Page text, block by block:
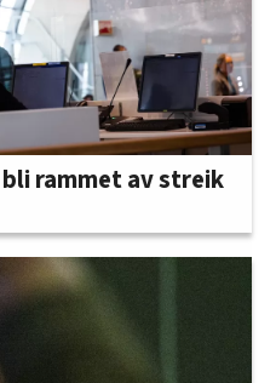
rammet av streik